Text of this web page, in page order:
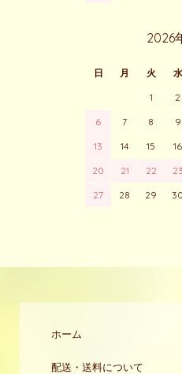
2026
日 月 火 水
1 2
6 7 8 9
13 14 15 16
20 21 22 23
27 28 29 30
ホーム
配送・送料について